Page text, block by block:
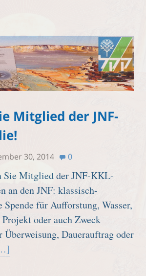
Mitglied der JNF-
30, 2014 0
Sie Mitglied der JNF-KKL-
an den JNF: klassisch-
für Aufforstung, Wasser,
oder auch Zweck
Überweisung, Dauerauftrag oder